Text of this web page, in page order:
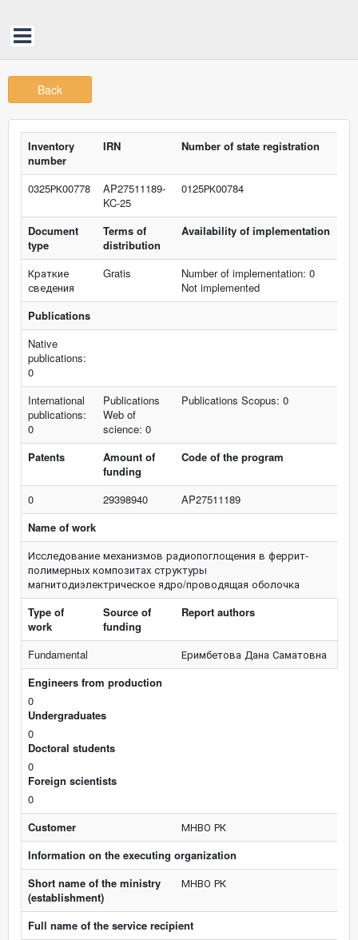
Back
Inventory
number
IRN Number of state registration
0325РК00778
AP27511189-
KC-25
0125РК00784
Document
type
Terms of
distribution
Availability of implementation
Краткие
сведения
Gratis
Number of implementation: 0
Not implemented
Publications
Native
publications:
0
International
publications:
0
Publications
Web of
science: 0
Publications Scopus: 0
Patents
Amount of
funding
Code of the program
0 29398940
AP27511189
Name of work
Исследование механизмов радиопоглощения в феррит-
полимерных композитах структуры
магнитодиэлектрическое ядро/проводящая оболочка
Type of
work
Source of
funding
Report authors
Fundamental
Еримбетова Дана Саматовна
Engineers from production
0
Undergraduates
0
Doctoral students
0
Foreign scientists
0
Customer
МНВО РК
Information on the executing organization
Short name of the ministry
(establishment)
МНВО РК
Full name of the service recipient